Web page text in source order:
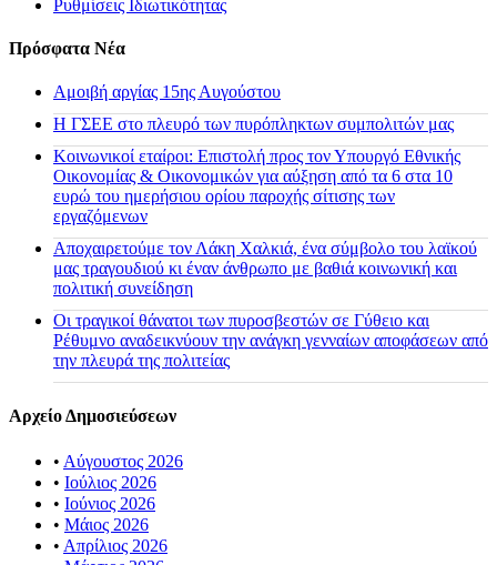
Ρυθμίσεις Ιδιωτικότητας
Πρόσφατα Νέα
Αμοιβή αργίας 15ης Αυγούστου
H ΓΣΕΕ στο πλευρό των πυρόπληκτων συμπολιτών μας
Κοινωνικοί εταίροι: Επιστολή προς τον Υπουργό Εθνικής
Οικονομίας & Οικονομικών για αύξηση από τα 6 στα 10
ευρώ του ημερήσιου ορίου παροχής σίτισης των
εργαζόμενων
Αποχαιρετούμε τον Λάκη Χαλκιά, ένα σύμβολο του λαϊκού
μας τραγουδιού κι έναν άνθρωπο με βαθιά κοινωνική και
πολιτική συνείδηση
Οι τραγικοί θάνατοι των πυροσβεστών σε Γύθειο και
Ρέθυμνο αναδεικνύουν την ανάγκη γενναίων αποφάσεων από
την πλευρά της πολιτείας
Αρχείο Δημοσιεύσεων
• Αύγουστος 2026
• Ιούλιος 2026
• Ιούνιος 2026
• Μάιος 2026
• Απρίλιος 2026